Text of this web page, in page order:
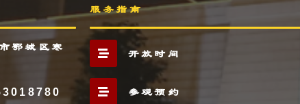
鄂城区寒
服务指南
开放时间
参观预约